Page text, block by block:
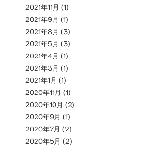
2021年11月 (1)
2021年9月 (1)
2021年8月 (3)
2021年5月 (3)
2021年4月 (1)
2021年3月 (1)
2021年1月 (1)
2020年11月 (1)
2020年10月 (2)
2020年9月 (1)
2020年7月 (2)
2020年5月 (2)